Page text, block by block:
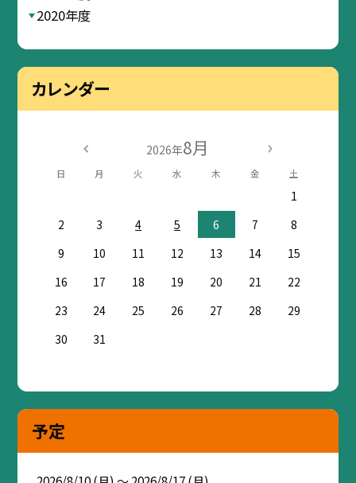
2020年度
カレンダー
2026年8月
日 月 火 水 木 金 土
1
2
3 4 5 6 7
8
9
10 11 12 13 14
15
16
17 18 19 20 21
22
23
24 25 26 27 28
29
30
31
予定